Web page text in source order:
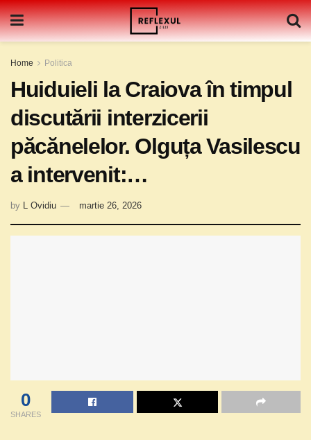
Home Politica
Huiduieli la Craiova în timpul
discutării interzicerii
păcănelelor. Olguța Vasilescu
a intervenit:…
by L Ovidiu martie 26, 2026
0
SHARES